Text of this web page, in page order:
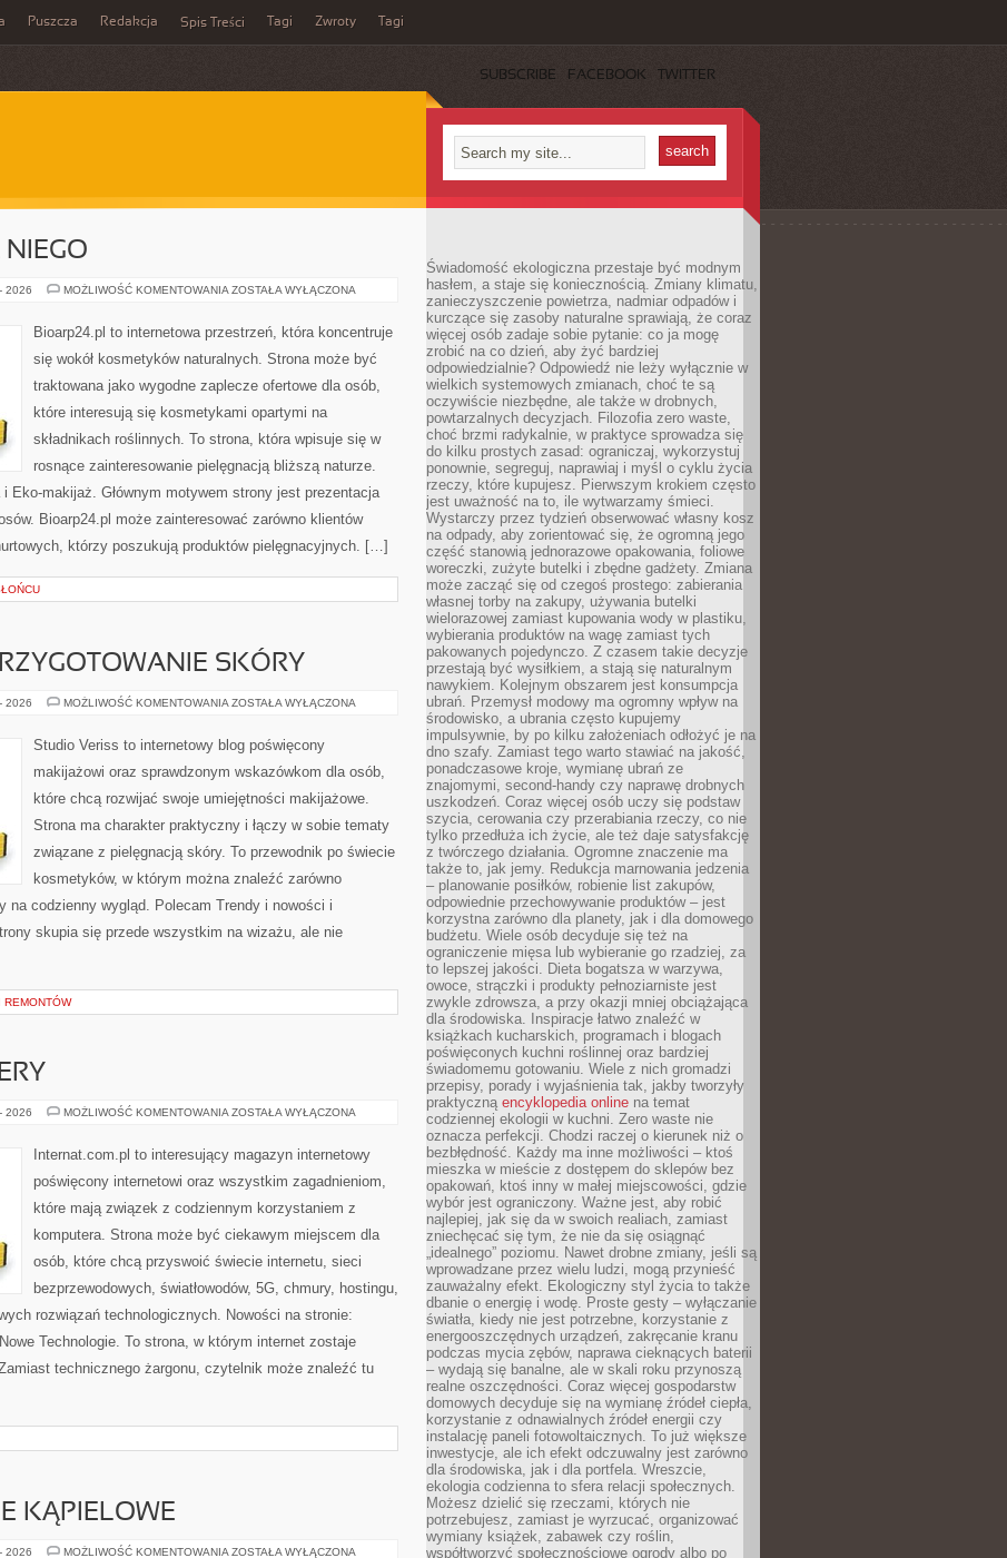
Puszcza Redakcja Spis Treści Tagi Zwroty Tagi
SUBSCRIBE FACEBOOK TWITTER
2026 MOŻLIWOŚĆ KOMENTOWANIA KOSMETYKI
ZOSTAŁA WYŁĄCZONA
Bioarp24.pl to internetowa przestrzeń, która koncentruje
się wokół kosmetyków naturalnych. Strona może być
traktowana jako wygodne zaplecze ofertowe dla osób,
które interesują się kosmetykami opartymi na
składnikach roślinnych. To strona, która wpisuje się w
rosnące zainteresowanie pielęgnacją bliższą naturze.
Eko-makijaż. Głównym motywem strony jest prezentacja
Bioarp24.pl może zainteresować zarówno klientów
którzy poszukują produktów pielęgnacyjnych. […]
SKÓRY
2026 MOŻLIWOŚĆ KOMENTOWANIA PIELĘGNACJA
SKÓRY
ZOSTAŁA WYŁĄCZONA
Studio Veriss to internetowy blog poświęcony
makijażowi oraz sprawdzonym wskazówkom dla osób,
które chcą rozwijać swoje umiejętności makijażowe.
Strona ma charakter praktyczny i łączy w sobie tematy
związane z pielęgnacją skóry. To przewodnik po świecie
kosmetyków, w którym można znaleźć zarówno
na codzienny wygląd. Polecam Trendy i nowości i
skupia się przede wszystkim na wizażu, ale nie
REMONTÓW
2026 MOŻLIWOŚĆ KOMENTOWANIA HOSTING
ZOSTAŁA WYŁĄCZONA
Internat.com.pl to interesujący magazyn internetowy
poświęcony internetowi oraz wszystkim zagadnieniom,
które mają związek z codziennym korzystaniem z
komputera. Strona może być ciekawym miejscem dla
osób, które chcą przyswoić świecie internetu, sieci
bezprzewodowych, światłowodów, 5G, chmury, hostingu,
rozwiązań technologicznych. Nowości na stronie:
Technologie. To strona, w którym internet zostaje
technicznego żargonu, czytelnik może znaleźć tu
KĄPIELOWE
2026 MOŻLIWOŚĆ KOMENTOWANIA BIELIZNA
ZOSTAŁA WYŁĄCZONA
Świadomość ekologiczna przestaje być modnym
hasłem, a staje się koniecznością. Zmiany klimatu,
zanieczyszczenie powietrza, nadmiar odpadów i
kurczące się zasoby naturalne sprawiają, że coraz
więcej osób zadaje sobie pytanie: co ja mogę
zrobić na co dzień, aby żyć bardziej
odpowiedzialnie? Odpowiedź nie leży wyłącznie w
wielkich systemowych zmianach, choć te są
oczywiście niezbędne, ale także w drobnych,
powtarzalnych decyzjach. Filozofia zero waste,
choć brzmi radykalnie, w praktyce sprowadza się
do kilku prostych zasad: ograniczaj, wykorzystuj
ponownie, segreguj, naprawiaj i myśl o cyklu życia
rzeczy, które kupujesz. Pierwszym krokiem często
jest uważność na to, ile wytwarzamy śmieci.
Wystarczy przez tydzień obserwować własny kosz
na odpady, aby zorientować się, że ogromną jego
część stanowią jednorazowe opakowania, foliowe
woreczki, zużyte butelki i zbędne gadżety. Zmiana
może zacząć się od czegoś prostego: zabierania
własnej torby na zakupy, używania butelki
wielorazowej zamiast kupowania wody w plastiku,
wybierania produktów na wagę zamiast tych
pakowanych pojedynczo. Z czasem takie decyzje
przestają być wysiłkiem, a stają się naturalnym
nawykiem. Kolejnym obszarem jest konsumpcja
ubrań. Przemysł modowy ma ogromny wpływ na
środowisko, a ubrania często kupujemy
impulsywnie, by po kilku założeniach odłożyć je na
dno szafy. Zamiast tego warto stawiać na jakość,
ponadczasowe kroje, wymianę ubrań ze
znajomymi, second-handy czy naprawę drobnych
uszkodzeń. Coraz więcej osób uczy się podstaw
szycia, cerowania czy przerabiania rzeczy, co nie
tylko przedłuża ich życie, ale też daje satysfakcję
z twórczego działania. Ogromne znaczenie ma
także to, jak jemy. Redukcja marnowania jedzenia
– planowanie posiłków, robienie list zakupów,
odpowiednie przechowywanie produktów – jest
korzystna zarówno dla planety, jak i dla domowego
budżetu. Wiele osób decyduje się też na
ograniczenie mięsa lub wybieranie go rzadziej, za
to lepszej jakości. Dieta bogatsza w warzywa,
owoce, strączki i produkty pełnoziarniste jest
zwykle zdrowsza, a przy okazji mniej obciążająca
dla środowiska. Inspiracje łatwo znaleźć w
książkach kucharskich, programach i blogach
poświęconych kuchni roślinnej oraz bardziej
świadomemu gotowaniu. Wiele z nich gromadzi
przepisy, porady i wyjaśnienia tak, jakby tworzyły
praktyczną encyklopedia online na temat
codziennej ekologii w kuchni. Zero waste nie
oznacza perfekcji. Chodzi raczej o kierunek niż o
bezbłędność. Każdy ma inne możliwości – ktoś
mieszka w mieście z dostępem do sklepów bez
opakowań, ktoś inny w małej miejscowości, gdzie
wybór jest ograniczony. Ważne jest, aby robić
najlepiej, jak się da w swoich realiach, zamiast
zniechęcać się tym, że nie da się osiągnąć
„idealnego” poziomu. Nawet drobne zmiany, jeśli są
wprowadzane przez wielu ludzi, mogą przynieść
zauważalny efekt. Ekologiczny styl życia to także
dbanie o energię i wodę. Proste gesty – wyłączanie
światła, kiedy nie jest potrzebne, korzystanie z
energooszczędnych urządzeń, zakręcanie kranu
podczas mycia zębów, naprawa cieknących baterii
– wydają się banalne, ale w skali roku przynoszą
realne oszczędności. Coraz więcej gospodarstw
domowych decyduje się na wymianę źródeł ciepła,
korzystanie z odnawialnych źródeł energii czy
instalację paneli fotowoltaicznych. To już większe
inwestycje, ale ich efekt odczuwalny jest zarówno
dla środowiska, jak i dla portfela. Wreszcie,
ekologia codzienna to sfera relacji społecznych.
Możesz dzielić się rzeczami, których nie
potrzebujesz, zamiast je wyrzucać, organizować
wymiany książek, zabawek czy roślin,
współtworzyć społecznościowe ogrody albo po